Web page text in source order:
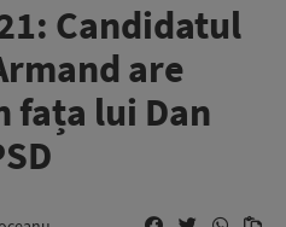
Candidatul
are
fața lui Dan